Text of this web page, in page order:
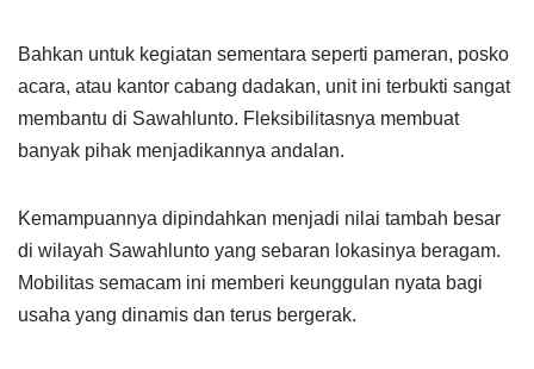
Bahkan untuk kegiatan sementara seperti pameran, posko
acara, atau kantor cabang dadakan, unit ini terbukti sangat
membantu di Sawahlunto. Fleksibilitasnya membuat
banyak pihak menjadikannya andalan.
Kemampuannya dipindahkan menjadi nilai tambah besar
di wilayah Sawahlunto yang sebaran lokasinya beragam.
Mobilitas semacam ini memberi keunggulan nyata bagi
usaha yang dinamis dan terus bergerak.